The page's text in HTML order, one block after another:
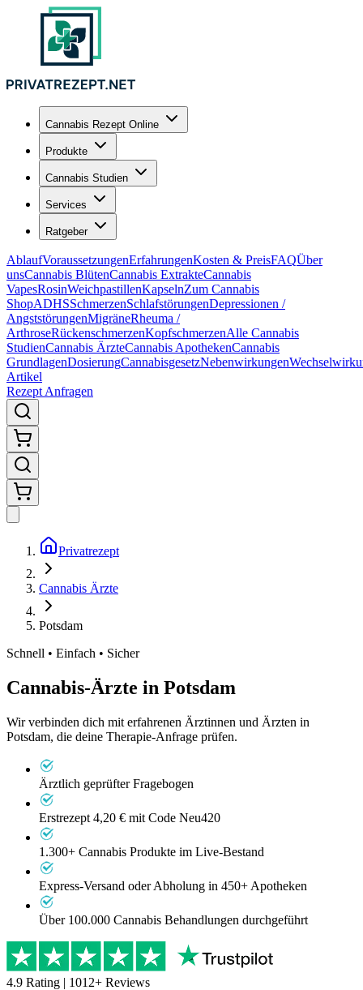
Cannabis Rezept Online
Produkte
Cannabis Studien
Services
Ratgeber
AblaufVoraussetzungenErfahrungenKosten & PreisFAQÜber
unsCannabis BlütenCannabis ExtrakteCannabis
VapesRosinWeichpastillenKapselnZum Cannabis
ShopADHSSchmerzenSchlafstörungenDepressionen /
AngststörungenMigräneRheuma /
ArthroseRückenschmerzenKopfschmerzenAlle Cannabis
StudienCannabis ÄrzteCannabis ApothekenCannabis
GrundlagenDosierungCannabisgesetzNebenwirkungen
Artikel
Rezept Anfragen
Privatrezept
Cannabis Ärzte
Potsdam
Schnell • Einfach • Sicher
Cannabis-Ärzte in Potsdam
Wir verbinden dich mit erfahrenen Ärztinnen und Ärzten in
Potsdam, die deine Therapie-Anfrage prüfen.
Ärztlich geprüfter Fragebogen
Erstrezept 4,20 € mit Code Neu420
1.300+ Cannabis Produkte im Live-Bestand
Express-Versand oder Abholung in 450+ Apotheken
Über 100.000 Cannabis Behandlungen durchgeführt
4.9 Rating | 1012+ Reviews